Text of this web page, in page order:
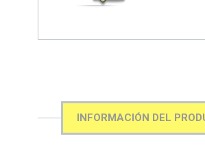
INFORMACIÓN DEL